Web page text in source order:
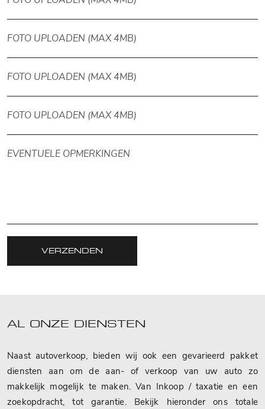
FOTO UPLOADEN (MAX 4MB)
FOTO UPLOADEN (MAX 4MB)
FOTO UPLOADEN (MAX 4MB)
VERZENDEN
AL ONZE DIENSTEN
Naast autoverkoop, bieden wij ook een gevarieerd pakket
diensten aan om de aan- of verkoop van uw auto zo
makkelijk mogelijk te maken. Van Inkoop / taxatie en een
zoekopdracht, tot garantie. Bekijk hieronder ons totale